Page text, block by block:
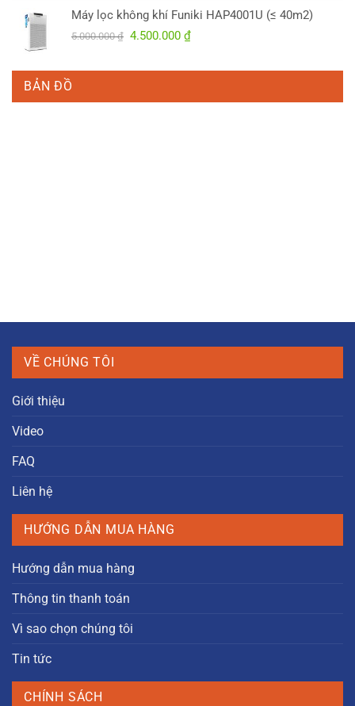
11.900.000 ₫.là:
Máy lọc không khí Funiki HAP4001U (≤ 40m2)
5.000.000₫ Giá
là:
4.500.000 ₫Giá
tại
4.500.000 ₫.
BẢN ĐỒ
VỀ CHÚNG TÔI
Giới thiệu
Video
FAQ
Liên hệ
HƯỚNG DẪN MUA HÀNG
Hướng dẫn mua hàng
Thông tin thanh toán
Vì sao chọn chúng tôi
Tin tức
CHÍNH SÁCH